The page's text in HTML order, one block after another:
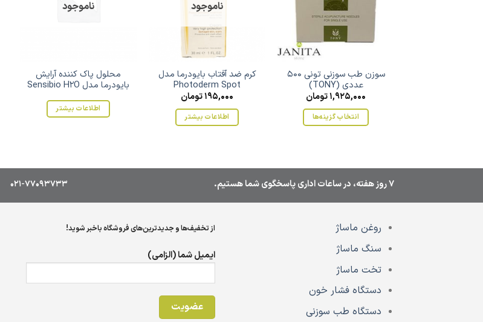
سوزن طب سوزنی تونی 500
عددی (TONY)
1,925,000تومان
انتخاب گزینه‌ها
مختلفی
می
گزینه
ممکن
در
صفحه
محصول
ناموجود
کرم ضد آفتاب بایودرما مدل
Photoderm Spot
195,000تومان
اطلاعات بیشتر
ناموجود
محلول پاک کننده آرایش
بایودرما مدل Sensibio H2O
اطلاعات بیشتر
7 روز هفته، در ساعات اداری پاسخگوی شما هستیم. 021-77093733
روغن ماساژ
سنگ ماساژ
تخت ماساژ
دستگاه فشار خون
دستگاه طب سوزنی
از تخفیف‌ها و جدیدترین‌های فروشگاه باخبر شوید!
ایمیل شما (الزامی)